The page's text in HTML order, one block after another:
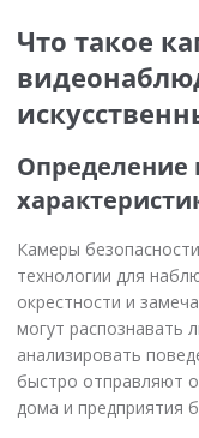
Что такое
Определение
Камеры
технологии для
окрестности и
могут распознавать
анализировать
быстро отправляют
дома и предприятия